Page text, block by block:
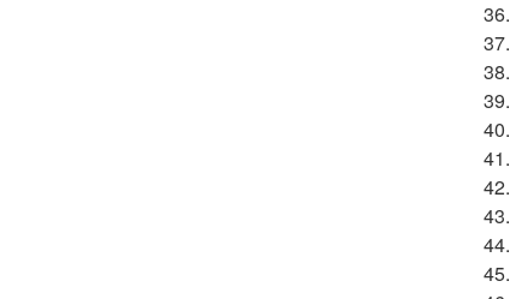
36.
37.
38.
39.
40.
41.
42.
43.
44.
45.